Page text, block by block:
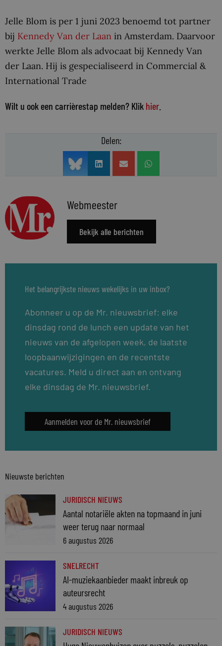
Jelle Blom is per 1 juni 2023 benoemd tot partner
bij Kennedy Van der Laan in Amsterdam. Daarvoor
werkte Jelle Blom als advocaat bij Kennedy Van
der Laan. Hij is gespecialiseerd in Commercial &
International Trade
Wilt u ook een carrièrestap melden? Klik hier
Delen:
Webmeester
Bekijk alle berichten
Het belangrijkste nieuws wekelijks in uw inbox?
Abonneer u op de Mr. nieuwsbrief: elke
dinsdag rond de lunch een update van het
nieuws van de afgelopen week, de laatste
loopbaanwijzigingen en de recentste
vacatures. Meld u direct aan en ontvang
elke dinsdag de Mr. nieuwsbrief.
Aanmelden voor de Mr. nieuwsbrief
Nieuwste berichten
JURIDISCH NIEUWS
Aantal notariële akten na topmaand in juni
weer terug naar normaal
6 augustus 2026
SNELRECHT
AI-muziekaanbieder maakt inbreuk op
auteursrecht
4 augustus 2026
JURIDISCH NIEUWS